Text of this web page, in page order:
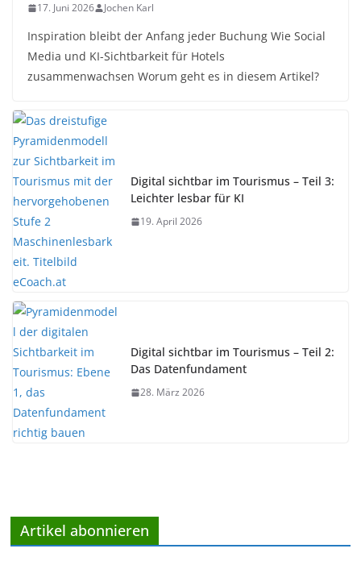
17. Juni 2026 Jochen Karl
Inspiration bleibt der Anfang jeder Buchung Wie Social
Media und KI-Sichtbarkeit für Hotels
zusammenwachsen Worum geht es in diesem Artikel?
Digital sichtbar im Tourismus – Teil 3:
Leichter lesbar für KI
19. April 2026
Digital sichtbar im Tourismus – Teil 2:
Das Datenfundament
28. März 2026
Artikel abonnieren